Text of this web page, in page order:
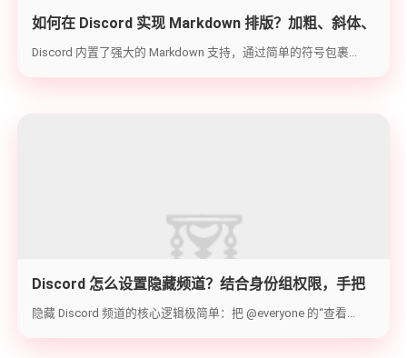
如何在 Discord 实现 Markdown 排版？加粗、斜体、
代码块与隐藏文字教学
Discord 内置了强大的 Markdown 支持，通过简单的符号包裹...
Discord 怎么设置隐藏频道？结合身份组权限，手把
手教你打造 100% 私密的专属频道
隐藏 Discord 频道的核心逻辑极简单：把 @everyone 的“查看...